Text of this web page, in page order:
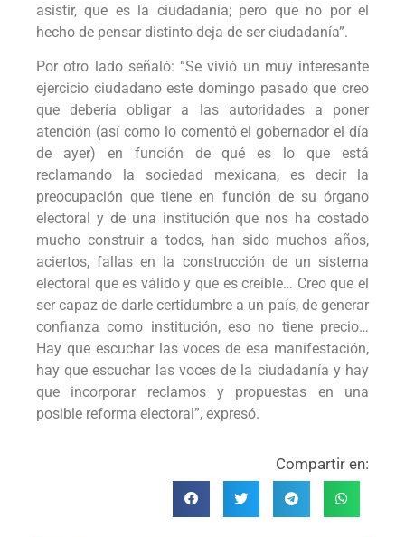
asistir, que es la ciudadanía; pero que no por el
hecho de pensar distinto deja de ser ciudadanía”.
Por otro lado señaló: “Se vivió un muy interesante
ejercicio ciudadano este domingo pasado que creo
que debería obligar a las autoridades a poner
atención (así como lo comentó el gobernador el día
de ayer) en función de qué es lo que está
reclamando la sociedad mexicana, es decir la
preocupación que tiene en función de su órgano
electoral y de una institución que nos ha costado
mucho construir a todos, han sido muchos años,
aciertos, fallas en la construcción de un sistema
electoral que es válido y que es creíble… Creo que el
ser capaz de darle certidumbre a un país, de generar
confianza como institución, eso no tiene precio…
Hay que escuchar las voces de esa manifestación,
hay que escuchar las voces de la ciudadanía y hay
que incorporar reclamos y propuestas en una
posible reforma electoral”, expresó.
Compartir en: